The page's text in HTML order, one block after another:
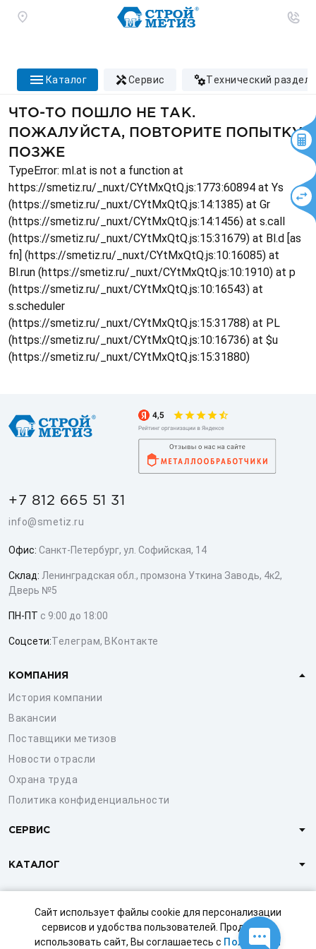
Сайт использует файлы cookie для персонализации
сервисов и удобства пользователей. Продолжая
использовать сайт, Вы соглашаетесь с Политикой
каталог сервис технический раздел
ЧТО-ТО ПОШЛО НЕ ТАК.
ПОЖАЛУЙСТА, ПОВТОРИТЕ ПОПЫТКУ
ПОЗЖЕ
TypeError: ml.at is not a function at
https://smetiz.ru/_nuxt/CYtMxQtQ.js:1773:60894 at Ys
(https://smetiz.ru/_nuxt/CYtMxQtQ.js:14:1385) at Gr
(https://smetiz.ru/_nuxt/CYtMxQtQ.js:14:1456) at s.call
(https://smetiz.ru/_nuxt/CYtMxQtQ.js:15:31679) at Bl.d [as
fn] (https://smetiz.ru/_nuxt/CYtMxQtQ.js:10:16085) at
Bl.run (https://smetiz.ru/_nuxt/CYtMxQtQ.js:10:1910) at p
(https://smetiz.ru/_nuxt/CYtMxQtQ.js:10:16543) at
s.scheduler
(https://smetiz.ru/_nuxt/CYtMxQtQ.js:15:31788) at PL
(https://smetiz.ru/_nuxt/CYtMxQtQ.js:10:16736) at $u
(https://smetiz.ru/_nuxt/CYtMxQtQ.js:15:31880)
+7 812 665 51 31
info@smetiz.ru
Офис: Санкт-Петербург, ул. Софийская, 14
Склад: Ленинградская обл., промзона Уткина Заводь, 4к2,
Дверь №5
ПН-ПТ с 9:00 до 18:00
Соцсети:Телеграм, ВКонтакте
КОМПАНИЯ
История компании
Вакансии
Поставщики метизов
Новости отрасли
Охрана труда
Политика конфиденциальности
СЕРВИС
КАТАЛОГ